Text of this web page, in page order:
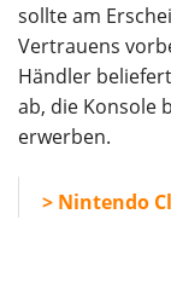
sollte am
Vertrauens
Händler
ab, die Konsole
erwerben.
> Nintendo